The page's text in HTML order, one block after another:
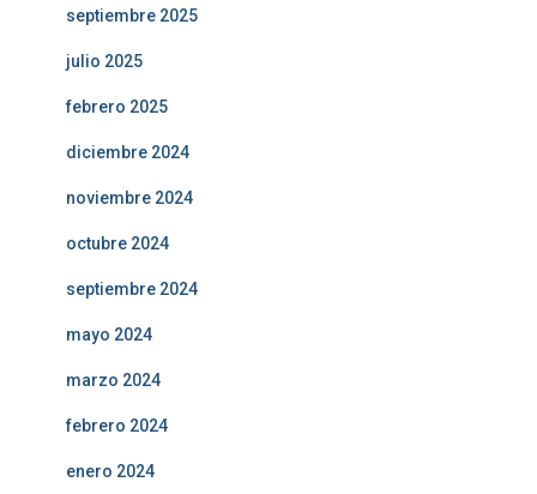
septiembre 2025
julio 2025
febrero 2025
diciembre 2024
noviembre 2024
octubre 2024
septiembre 2024
mayo 2024
marzo 2024
febrero 2024
enero 2024